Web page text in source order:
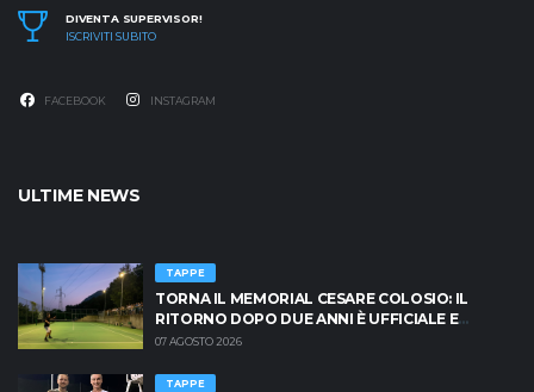
DIVENTA SUPERVISOR!
ISCRIVITI SUBITO
FACEBOOK INSTAGRAM
ULTIME NEWS
TAPPE
TORNA IL MEMORIAL CESARE COLOSIO: IL
RITORNO DOPO DUE ANNI È UFFICIALE E
BRESCIA È PRONTA AD INFIAMMARSI!
07 AGOSTO 2026
TAPPE